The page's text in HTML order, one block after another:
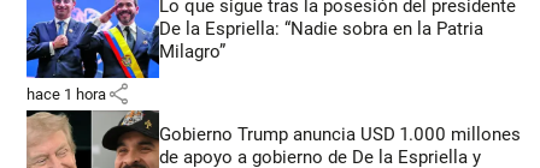
Lo que sigue tras la posesión del presidente
De la Espriella: “Nadie sobra en la Patria
Milagro”
hace 1 hora share
Gobierno Trump anuncia USD 1.000 millones
de apoyo a gobierno de De la Espriella y